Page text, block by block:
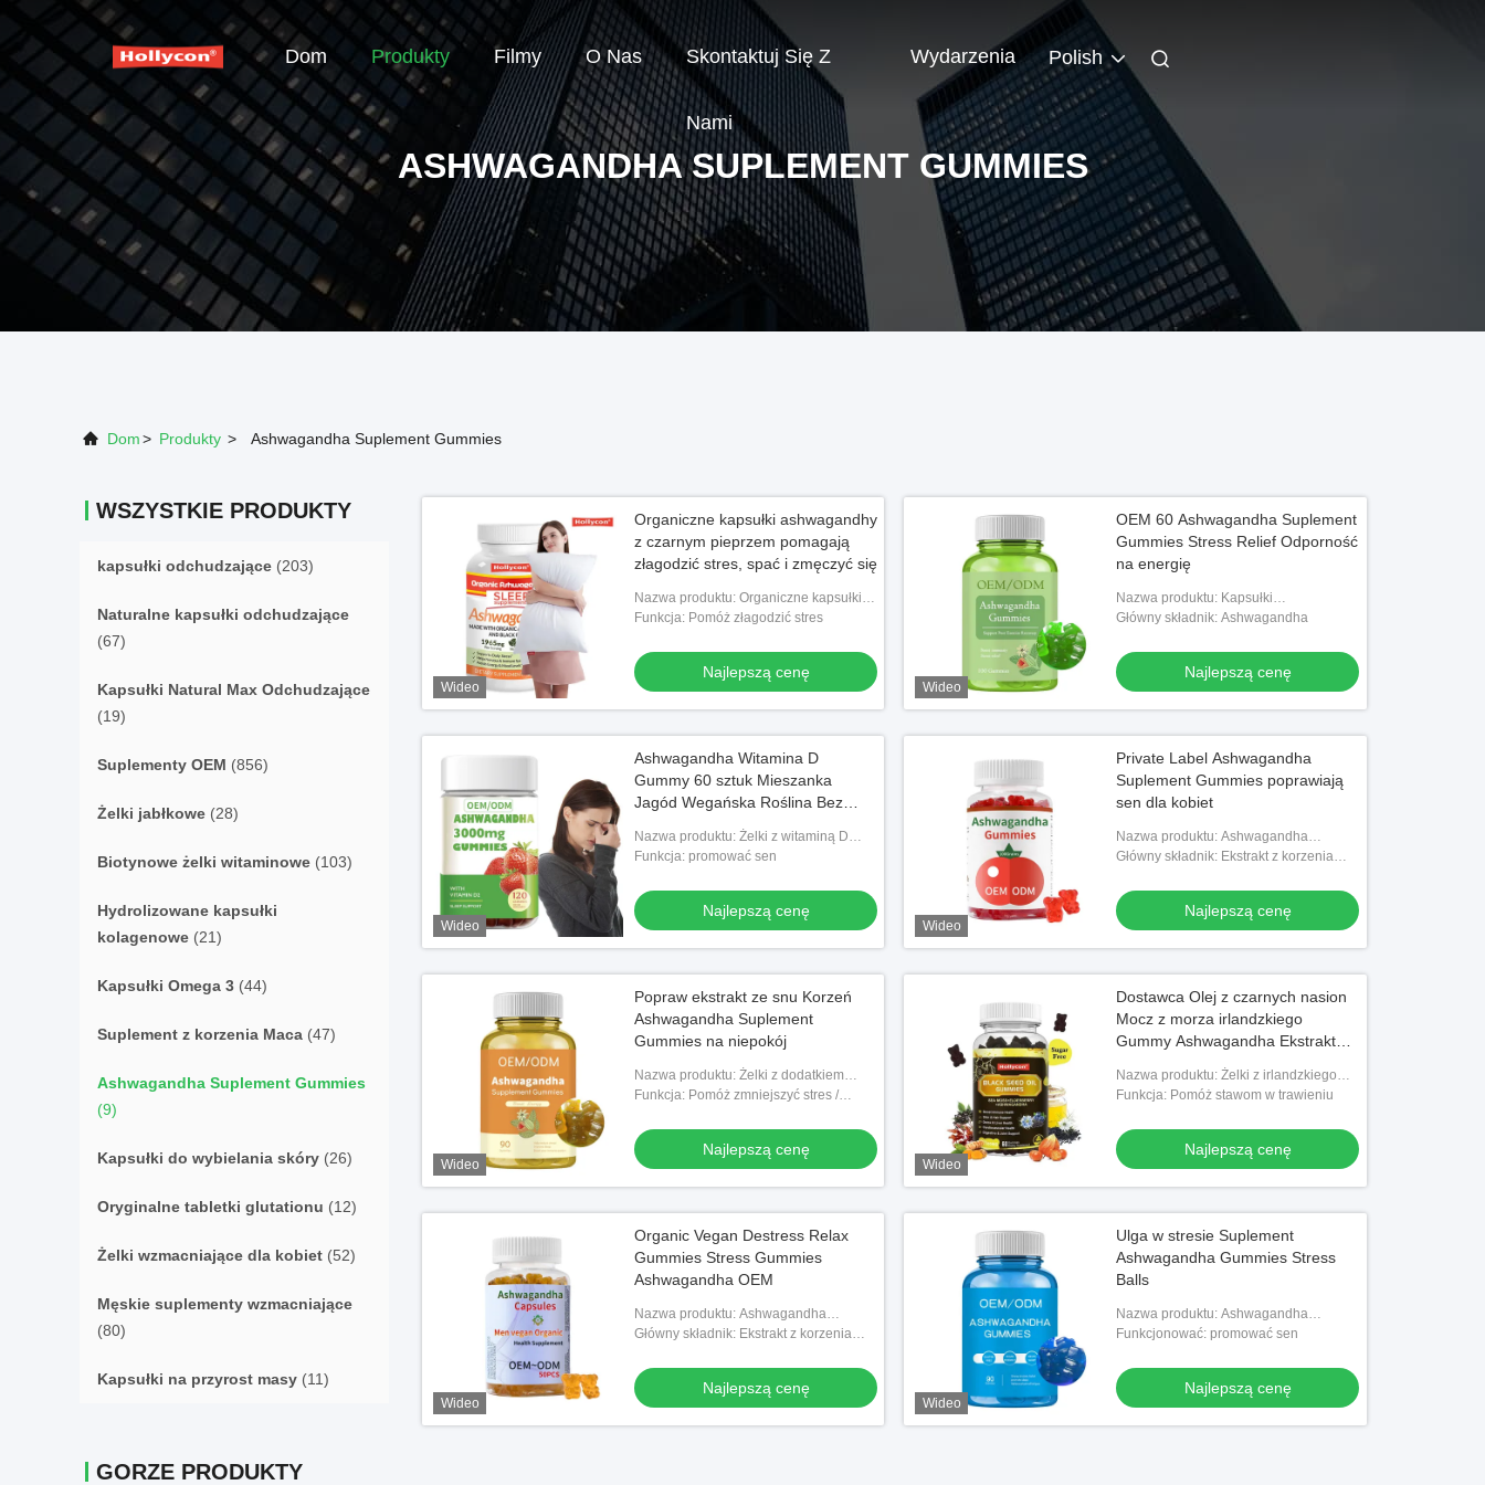
Dom Produkty Filmy O Nas Skontaktuj Się Z
Nami
Wydarzenia Polish
ASHWAGANDHA SUPLEMENT GUMMIES
Dom> Produkty > Ashwagandha Suplement Gummies
WSZYSTKIE PRODUKTY
kapsułki odchudzające (203)
Naturalne kapsułki odchudzające
(67)
Kapsułki Natural Max Odchudzające
(19)
Suplementy OEM (856)
Żelki jabłkowe (28)
Biotynowe żelki witaminowe (103)
Hydrolizowane kapsułki
kolagenowe (21)
Kapsułki Omega 3 (44)
Suplement z korzenia Maca (47)
Ashwagandha Suplement Gummies
(9)
Kapsułki do wybielania skóry (26)
Oryginalne tabletki glutationu (12)
Żelki wzmacniające dla kobiet (52)
Męskie suplementy wzmacniające
(80)
Kapsułki na przyrost masy (11)
GORZE PRODUKTY
Wideo
Organiczne kapsułki ashwagandhy
z czarnym pieprzem pomagają
złagodzić stres, spać i zmęczyć się
Nazwa produktu: Organiczne kapsułki
Ashwagandhy
Funkcja: Pomóż złagodzić stres
Najlepszą cenę
Wideo
OEM 60 Ashwagandha Suplement
Gummies Stress Relief Odporność
na energię
Nazwa produktu: Kapsułki
Ashwagandhy
Główny składnik: Ashwagandha
Najlepszą cenę
Wideo
Ashwagandha Witamina D
Gummy 60 sztuk Mieszanka
Jagód Wegańska Roślina Bez
Nazwa produktu: Żelki z witaminą D
Ashwagandha
Funkcja: promować sen
Najlepszą cenę
Wideo
Private Label Ashwagandha
Suplement Gummies poprawiają
sen dla kobiet
Nazwa produktu: Ashwagandha
Suplement Gummies
Główny składnik: Ekstrakt z korzenia
Najlepszą cenę
Wideo
Popraw ekstrakt ze snu Korzeń
Ashwagandha Suplement
Gummies na niepokój
Nazwa produktu: Żelki z dodatkiem
Ashwagandhy
Funkcja: Pomóż zmniejszyć stres /
Najlepszą cenę
Wideo
Dostawca Olej z czarnych nasion
Mocz z morza irlandzkiego
Gummy Ashwagandha Ekstrakt
Nazwa produktu: Żelki z irlandzkiego
mchu morskiego z olejem z nasion
Funkcja: Pomóż stawom w trawieniu
Najlepszą cenę
Wideo
Organic Vegan Destress Relax
Gummies Stress Gummies
Ashwagandha OEM
Nazwa produktu: Ashwagandha
Suplement Gummies
Główny składnik: Ekstrakt z korzenia
Najlepszą cenę
Wideo
Ulga w stresie Suplement
Ashwagandha Gummies Stress
Balls
Nazwa produktu: Ashwagandha
Suplement Gummies
Funkcjonować: promować sen
Najlepszą cenę